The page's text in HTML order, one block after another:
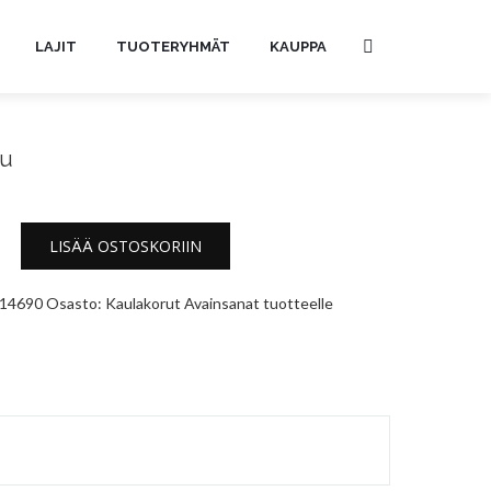
LAJIT TUOTERYHMÄT KAUPPA
LISÄÄ OSTOSKORIIN
14690Osasto: Kaulakorut Avainsanat tuotteelle